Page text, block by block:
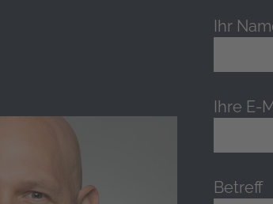
Ihr
Ihre E-
Betreff